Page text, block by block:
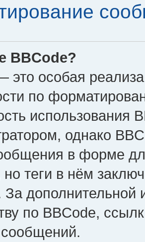
BBCode?
это особая
по
использования
однако
в форме
теги в нём
За
по BBCode,
сообщений.